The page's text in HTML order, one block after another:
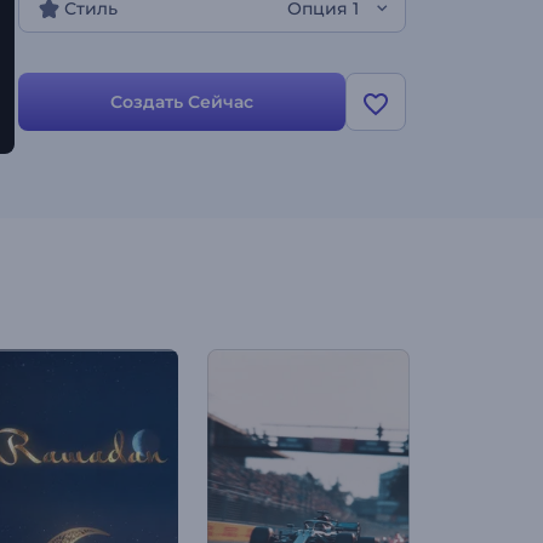
Стиль Опция 1
Создать Сейчас